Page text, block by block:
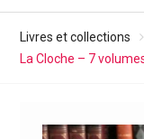
Livres et collections
La Cloche – 7